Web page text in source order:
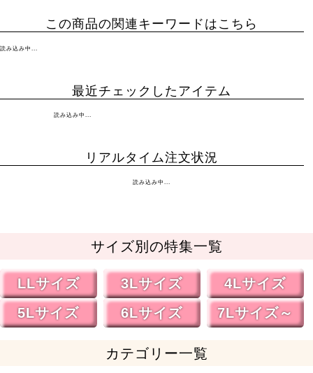
この商品の関連キーワードはこちら
読み込み中...
最近チェックしたアイテム
読み込み中...
リアルタイム注文状況
読み込み中...
サイズ別の特集一覧
LLサイズ 3Lサイズ
4Lサイズ
5Lサイズ
6Lサイズ 7Lサイズ～
カテゴリー一覧